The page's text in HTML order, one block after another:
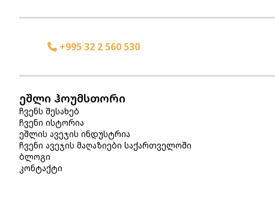
+995 32 2 560 530
ეშლი ჰოუმსთორი
ჩვენს შესახებ
ჩვენი ისტორია
ეშლის ავეჯის ინდუსტრია
ჩვენი ავეჯის მაღაზიები საქართველოში
ბლოგი
კონტაქტი